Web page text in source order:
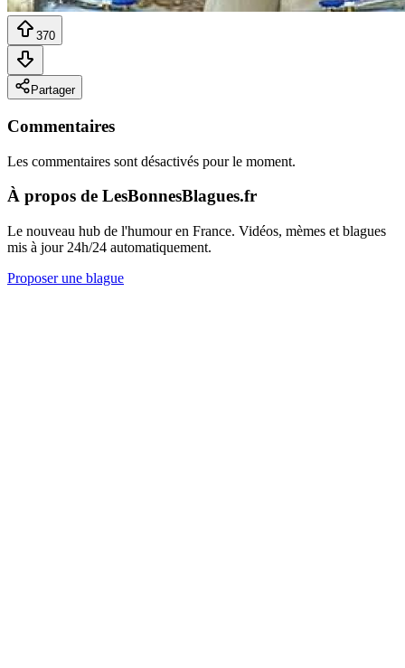
370
Partager
Commentaires
Les commentaires sont désactivés pour le moment.
À propos de LesBonnesBlagues.fr
Le nouveau hub de l'humour en France. Vidéos, mèmes et blagues
mis à jour 24h/24 automatiquement.
Proposer une blague